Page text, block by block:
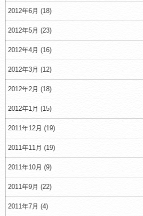
2012年6月 (18)
2012年5月 (23)
2012年4月 (16)
2012年3月 (12)
2012年2月 (18)
2012年1月 (15)
2011年12月 (19)
2011年11月 (19)
2011年10月 (9)
2011年9月 (22)
2011年7月 (4)